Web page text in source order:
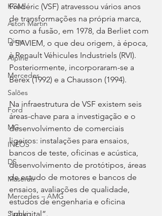
KGM
Aston Martin
Dicas
Alpine
Mercedes
Salões
Ford
MG
INEOS
DS
Maserati
Mercedes – AMG
Suzuki
Frédéric (VSF) atravessou vários anos
de transformações na própria marca,
como a fusão, em 1978, da Berliet com
a SAVIEM, o que deu origem, à época,
à Renault Véhicules Industriels (RVI).
Posteriormente, incorporaram-se a
Berex (1992) e a Chausson (1994).
Na infraestrutura de VSF existem seis
áreas-chave para a investigação e o
desenvolvimento de comerciais
ligeiros: instalações para ensaios,
bancos de teste, oficinas e acústica,
desenvolvimento de protótipos, áreas
de estudo de motores e bancos de
ensaios, avaliações de qualidade,
estudos de engenharia e oficina
“phygital”.